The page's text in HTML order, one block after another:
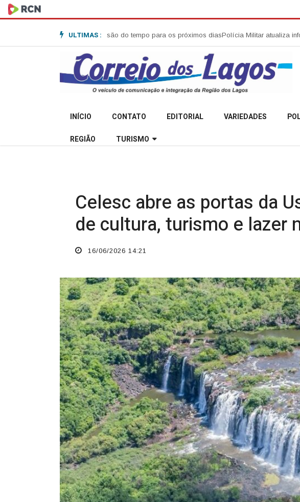
ULTIMAS :
em Anita Garibaldi Previsão do tempo para os próximos diasPolícia Militar atualiza
INÍCIO CONTATO EDITORIAL VARIEDADES
REGIÃO TURISMO
Celesc abre as portas da
de cultura, turismo e lazer
16/06/2026 14:21